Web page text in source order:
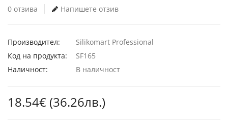
0 отзива Напишете отзив
Производител:
Silikomart Professional
Код на продукта:
SF165
Наличност:
В наличност
18.54€ (36.26лв.)